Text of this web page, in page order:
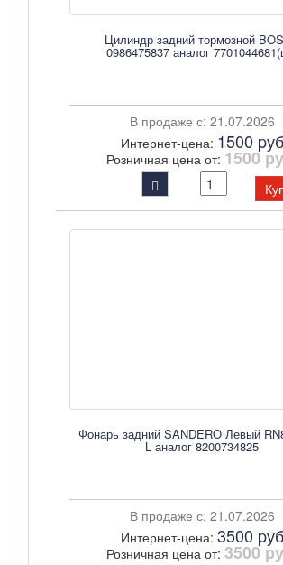
Цилиндр задний тормозной
0986475837 аналог
В продаже с: 21.07.2026
Интернет-цена: 1500 pуб
Розничная цена от: 1500
Фонарь задний SANDERO Левый
L аналог 8200734825
В продаже с: 21.07.2026
Интернет-цена: 3500 pуб
Розничная цена от: 3500